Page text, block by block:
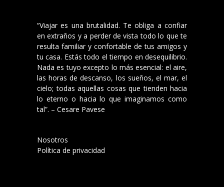
“Viajar es una brutalidad. Te obliga a confiar
en extraños y a perder de vista todo lo que te
resulta familiar y confortable de tus amigos y
tu casa. Estás todo el tiempo en desequilibrio.
Nada es tuyo excepto lo más esencial: el aire,
las horas de descanso, los sueños, el mar, el
cielo; todas aquellas cosas que tienden hacia
lo eterno o hacia lo que imaginamos como
tal”. – Cesare Pavese
Nosotros
Política de privacidad